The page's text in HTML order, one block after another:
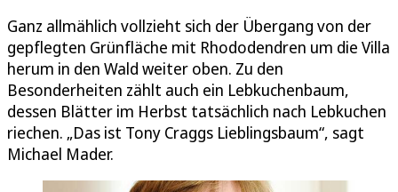
Ganz allmählich vollzieht sich der Übergang von der
gepflegten Grünfläche mit Rhododendren um die Villa
herum in den Wald weiter oben. Zu den
Besonderheiten zählt auch ein Lebkuchenbaum,
dessen Blätter im Herbst tatsächlich nach Lebkuchen
riechen. „Das ist Tony Craggs Lieblingsbaum“, sagt
Michael Mader.